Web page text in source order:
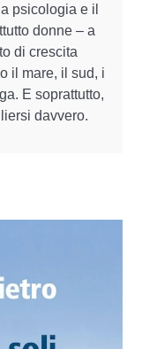
psicologia e il
donne – a
di crescita
il mare, il sud, i
E soprattutto,
davvero.